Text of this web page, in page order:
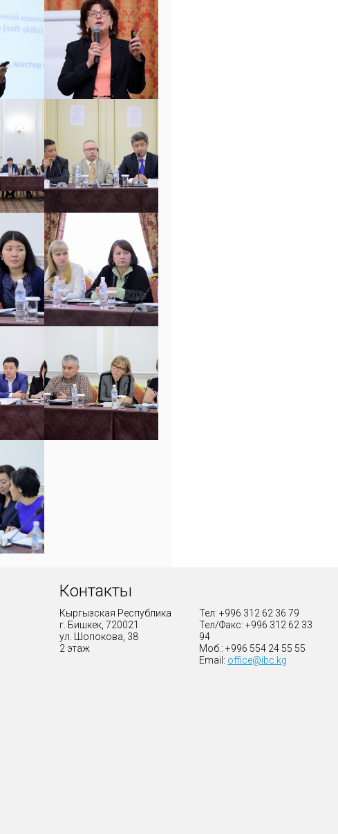
Контакты
Кыргызская Республика
г. Бишкек, 720021
ул. Шопокова, 38
2 этаж
Тел: +996 312 62 36 79
Тел/Факс: +996 312 62 33
94
Моб.: +996 554 24 55 55
Email: office@ibc.kg